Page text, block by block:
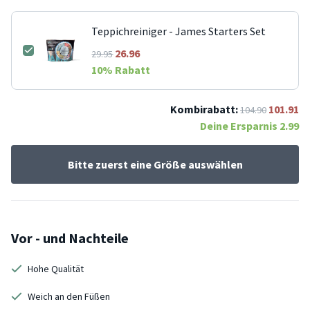
Teppichreiniger - James Starters Set
29.9526.96
10% Rabatt
Kombirabatt:104.90 101.91
Deine Ersparnis 2.99
Bitte zuerst eine Größe auswählen
Vor - und Nachteile
Hohe Qualität
Weich an den Füßen